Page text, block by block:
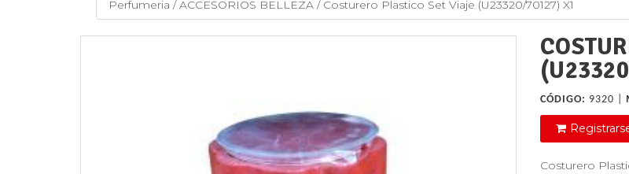
Perfumeria /ACCESORIOS BELLEZA / Costurero Plastico Set Viaje (U23320/70127) X1
CÓDIGO: 9320 |
Costurero